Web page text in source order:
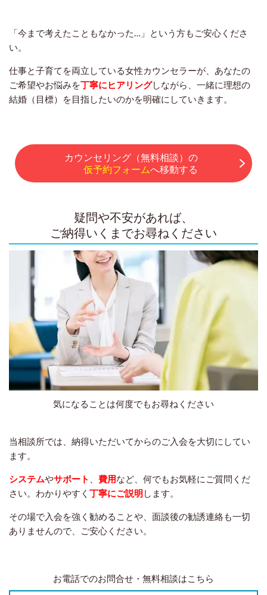
「今まで考えたこともなかった…」という方もご安心くださ
い。
仕事と子育てを両立している女性カウンセラーが、あなたの
ご希望やお悩みを丁寧にヒアリングしながら、一緒に理想の
結婚（目標）を目指したいのかを明確にしていきます。
カウンセリング（無料相談）の
仮予約フォームへ移動する
疑問や不安があれば、
ご納得いくまでお尋ねください
気になることは何度でもお尋ねください
当相談所では、納得いただいてからのご入会を大切にしてい
ます。
システムやサポート 費用など、何でもお気軽にご質問くだ
さい。わかりやすく 丁寧にご説明 します。
その場で入会を強く勧めることや、面談後の勧誘連絡も一切
ありませんので、ご安心ください。
お電話でのお問合せ・無料相談はこちら